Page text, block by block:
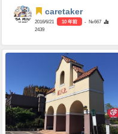
caretaker
2016/6/21 10 年前
- №667
2439